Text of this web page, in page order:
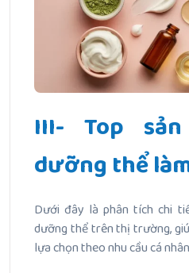
III- Top
dưỡng thể
Dưới đây là phân tích chi
dưỡng thể trên thị trường,
lựa chọn theo nhu cầu cá